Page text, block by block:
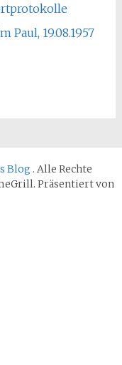
Paul, 19.08.1957
Blog . Alle Rechte
Präsentiert von